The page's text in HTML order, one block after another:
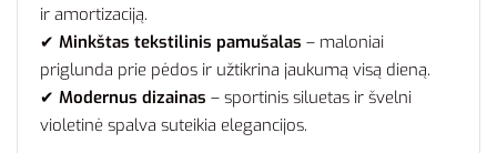
ir amortizaciją.
✔ Minkštas tekstilinis pamušalas – maloniai
priglunda prie pėdos ir užtikrina jaukumą visą dieną.
✔ Modernus dizainas – sportinis siluetas ir švelni
violetinė spalva suteikia elegancijos.